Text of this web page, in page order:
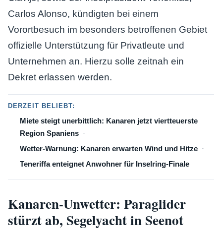
Carlos Alonso, kündigten bei einem
Vorortbesuch im besonders betroffenen Gebiet
offizielle Unterstützung für Privatleute und
Unternehmen an. Hierzu solle zeitnah ein
Dekret erlassen werden.
DERZEIT BELIEBT:
Miete steigt unerbittlich: Kanaren jetzt viertteuerste
Region Spaniens
Wetter-Warnung: Kanaren erwarten Wind und Hitze
Teneriffa enteignet Anwohner für Inselring-Finale
Kanaren-Unwetter: Paraglider
stürzt ab, Segelyacht in Seenot